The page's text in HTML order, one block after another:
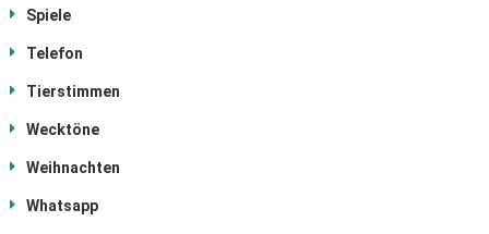
Spiele
Telefon
Tierstimmen
Wecktöne
Weihnachten
Whatsapp